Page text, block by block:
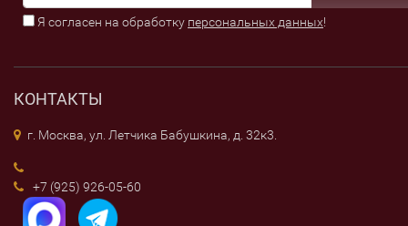
Я согласен на обработку персональных данных!
КОНТАКТЫ
г. Москва, ул. Летчика Бабушкина, д. 32к3.
+7 (925) 926-05-60